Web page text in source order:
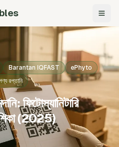
Barantan IQFAST
ePhyto
রপ্তানি
ফিটোস্যানিটারি
(2025)